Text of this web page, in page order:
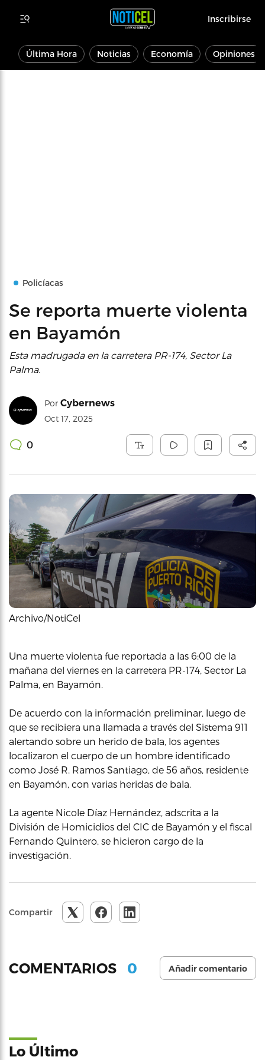
Inscribirse
Última Hora Noticias Economía Opiniones
Policíacas
Se reporta muerte violenta
en Bayamón
Esta madrugada en la carretera PR-174, Sector La
Palma.
Por Cybernews
Oct 17, 2025
0
Archivo/NotiCel
Una muerte violenta fue reportada a las 6:00 de la
mañana del viernes en la carretera PR-174, Sector La
Palma, en Bayamón.
De acuerdo con la información preliminar, luego de
que se recibiera una llamada a través del Sistema 911
alertando sobre un herido de bala, los agentes
localizaron el cuerpo de un hombre identificado
como José R. Ramos Santiago, de 56 años, residente
en Bayamón, con varias heridas de bala.
La agente Nicole Díaz Hernández, adscrita a la
División de Homicidios del CIC de Bayamón y el fiscal
Fernando Quintero, se hicieron cargo de la
investigación.
Compartir
COMENTARIOS 0 Añadir comentario
Lo Último